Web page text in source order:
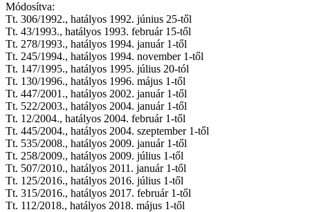
Módosítva:
Tt. 306/1992., hatályos 1992. június 25-től
Tt. 43/1993., hatályos 1993. február 15-től
Tt. 278/1993., hatályos 1994. január 1-től
Tt. 245/1994., hatályos 1994. november 1-től
Tt. 147/1995., hatályos 1995. július 20-tól
Tt. 130/1996., hatályos 1996. május 1-től
Tt. 447/2001., hatályos 2002. január 1-től
Tt. 522/2003., hatályos 2004. január 1-től
Tt. 12/2004., hatályos 2004. február 1-től
Tt. 445/2004., hatályos 2004. szeptember 1-től
Tt. 535/2008., hatályos 2009. január 1-től
Tt. 258/2009., hatályos 2009. július 1-től
Tt. 507/2010., hatályos 2011. január 1-től
Tt. 125/2016., hatályos 2016. július 1-től
Tt. 315/2016., hatályos 2017. február 1-től
Tt. 112/2018., hatályos 2018. május 1-től